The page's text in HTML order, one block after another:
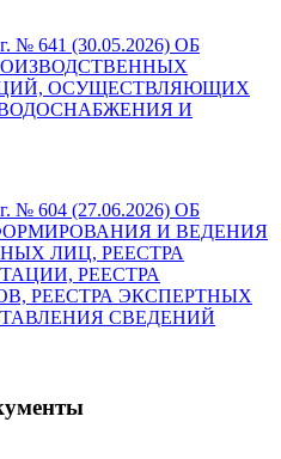
№ 641 (30.05.2026) ОБ
ОСУЩЕСТВЛЯЮЩИХ
И
№ 604 (27.06.2026) ОБ
И ВЕДЕНИЯ
ЛИЦ, РЕЕСТРА
РЕЕСТРА
РЕЕСТРА ЭКСПЕРТНЫХ
СВЕДЕНИЙ